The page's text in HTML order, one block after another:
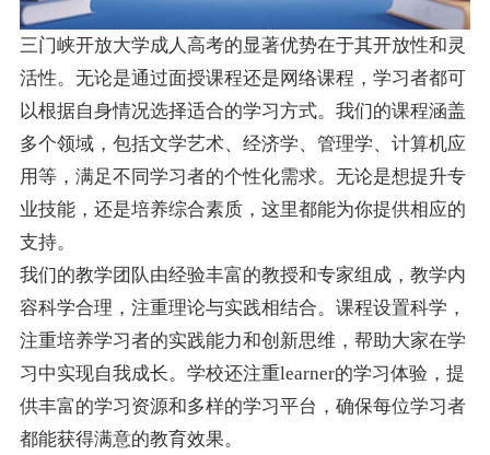
三门峡开放大学成人高考的显著优势在于其开放性和灵
活性。无论是通过面授课程还是网络课程，学习者都可
以根据自身情况选择适合的学习方式。我们的课程涵盖
多个领域，包括文学艺术、经济学、管理学、计算机应
用等，满足不同学习者的个性化需求。无论是想提升专
业技能，还是培养综合素质，这里都能为你提供相应的
支持。
我们的教学团队由经验丰富的教授和专家组成，教学内
容科学合理，注重理论与实践相结合。课程设置科学，
注重培养学习者的实践能力和创新思维，帮助大家在学
习中实现自我成长。学校还注重learner的学习体验，提
供丰富的学习资源和多样的学习平台，确保每位学习者
都能获得满意的教育效果。